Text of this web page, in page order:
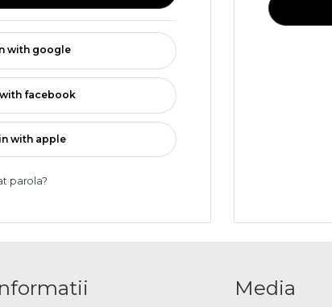
with google
facebook
with apple
parola?
Media